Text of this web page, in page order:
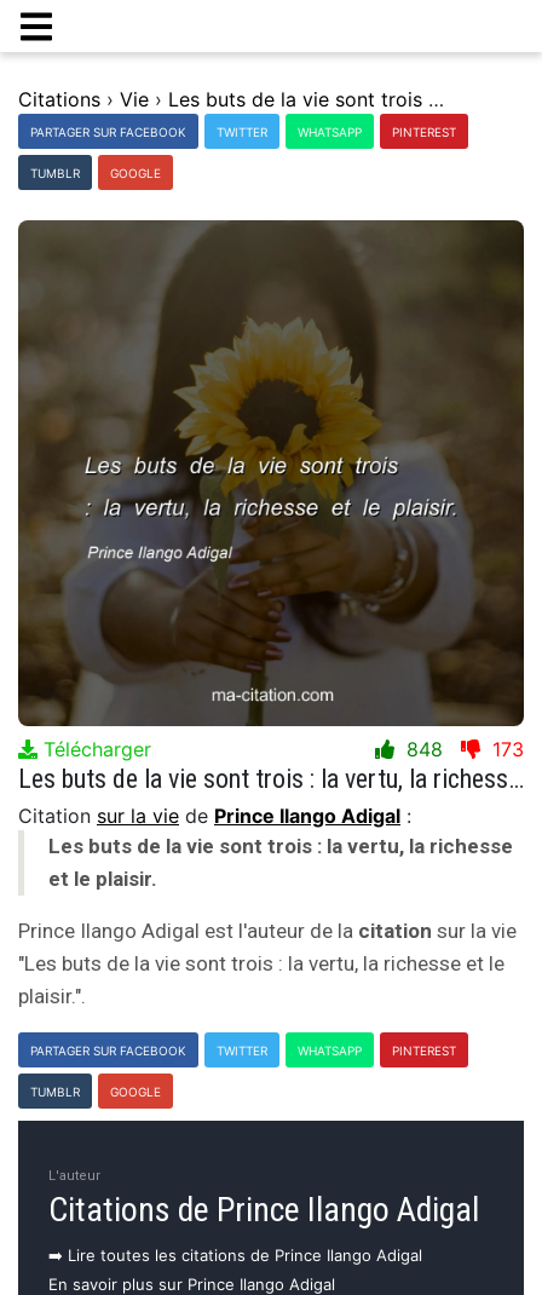
Citations › Vie › Les buts de la vie sont trois : la vertu, la richesse et le plaisir.
PARTAGER SUR FACEBOOK TWITTER WHATSAPP PINTEREST
TUMBLR GOOGLE
Télécharger 848 173
Les buts de la vie sont trois : la vertu, la richesse et le plaisir.
Citation sur la vie de Prince Ilango Adigal :
Les buts de la vie sont trois : la vertu, la richesse
et le plaisir.
Prince Ilango Adigal est l'auteur de la citation sur la vie
"Les buts de la vie sont trois : la vertu, la richesse et le
plaisir.".
PARTAGER SUR FACEBOOK TWITTER WHATSAPP PINTEREST
TUMBLR GOOGLE
L'auteur
Citations de Prince Ilango Adigal
➡️ Lire toutes les citations de Prince Ilango Adigal
En savoir plus sur Prince Ilango Adigal